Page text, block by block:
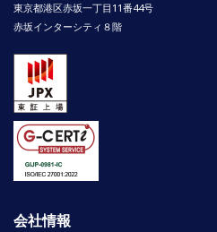
東京都港区赤坂一丁目11番44号
赤坂インターシティ８階
会社情報